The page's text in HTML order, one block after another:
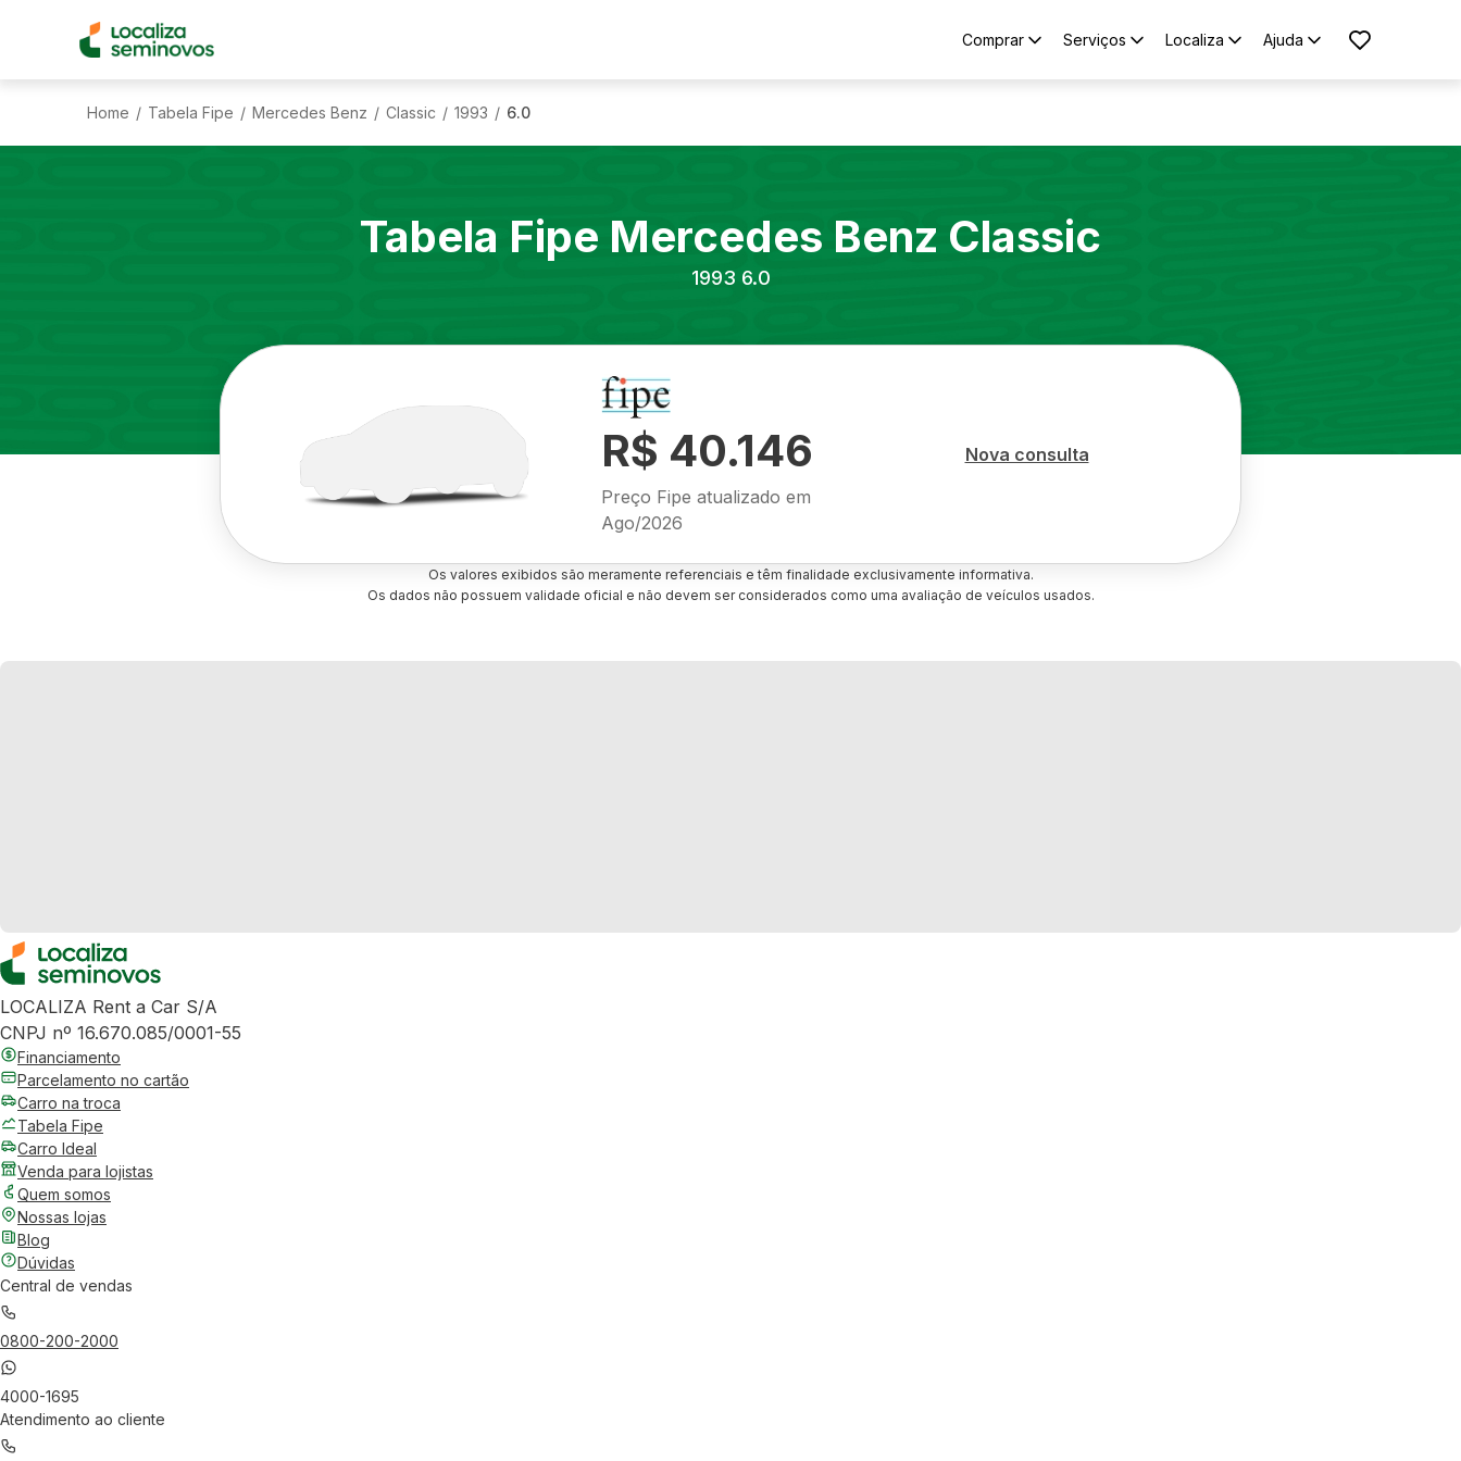
Comprar Serviços Localiza Ajuda
Home / Tabela Fipe / Mercedes Benz / Classic / 1993 / 6.0
Tabela Fipe Mercedes Benz Classic
1993 6.0
R$ 40.146
Preço Fipe atualizado em
Ago/2026
Nova consulta
Os valores exibidos são meramente referenciais e têm finalidade exclusivamente informativa.
Os dados não possuem validade oficial e não devem ser considerados como uma avaliação de veículos usados.
LOCALIZA Rent a Car S/A
CNPJ nº 16.670.085/0001-55
Financiamento
Parcelamento no cartão
Carro na troca
Tabela Fipe
Carro Ideal
Venda para lojistas
Quem somos
Nossas lojas
Blog
Dúvidas
Central de vendas
0800-200-2000
4000-1695
Atendimento ao cliente